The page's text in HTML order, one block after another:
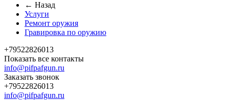
← Назад
Услуги
Ремонт оружия
Гравировка по оружию
+79522826013
Показать все контакты
info@pifpafgun.ru
Заказать звонок
+79522826013
info@pifpafgun.ru